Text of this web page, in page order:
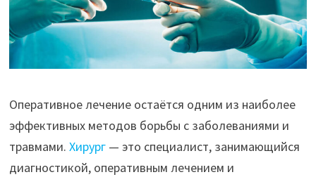
Оперативное лечение остаётся одним из наиболее
эффективных методов борьбы с заболеваниями и
травмами. Хирург— это специалист, занимающийся
диагностикой, оперативным лечением и